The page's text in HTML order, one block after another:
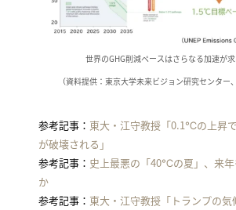
世界のGHG削減ペースはさらなる加速が
（資料提供：東京大学未来ビジョン研究センター
参考記事： 東大・江守教授「0.1℃の上昇
が破壊される」
参考記事： 史上最悪の「40℃の夏」、来
か
参考記事： 東大・江守教授「トランプの気